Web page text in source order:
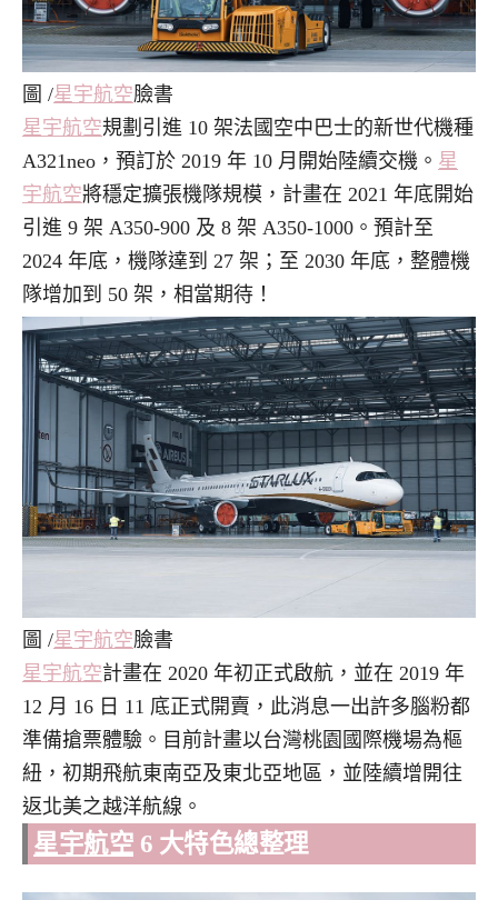
圖 /星宇航空臉書
星宇航空規劃引進 10 架法國空中巴士的新世代機種
A321neo，預訂於 2019 年 10 月開始陸續交機。 星
宇航空將穩定擴張機隊規模，計畫在 2021 年底開始
引進 9 架 A350-900 及 8 架 A350-1000。預計至
2024 年底，機隊達到 27 架；至 2030 年底，整體機
隊增加到 50 架，相當期待！
圖 /星宇航空臉書
星宇航空計畫在 2020 年初正式啟航，並在 2019 年
12 月 16 日 11 底正式開賣，此消息一出許多腦粉都
準備搶票體驗。目前計畫以台灣桃園國際機場為樞
紐，初期飛航東南亞及東北亞地區，並陸續增開往
返北美之越洋航線。
星宇航空 6 大特色總整理